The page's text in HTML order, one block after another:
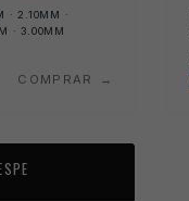
· 2.10MM ·
· 3.00MM
COMPRAR